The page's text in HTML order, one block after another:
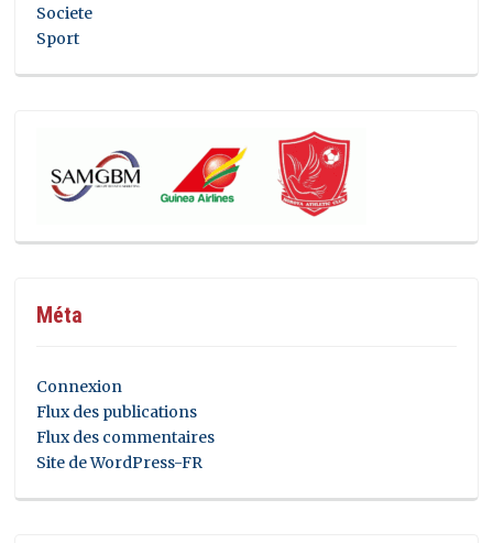
Societe
Sport
Méta
Connexion
Flux des publications
Flux des commentaires
Site de WordPress-FR